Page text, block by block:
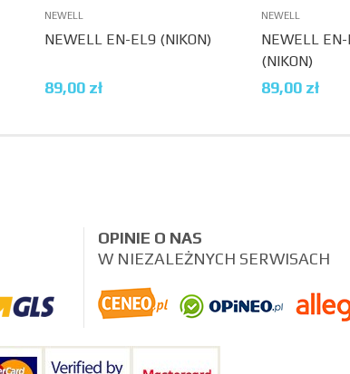
NEWELL
NEWELL EN-EL9 (NIKON)
89,00 zł
NEWELL
NEWELL
(NIKON)
89,00 zł
OPINIE O NAS
W NIEZALEŻNYCH SERWISACH